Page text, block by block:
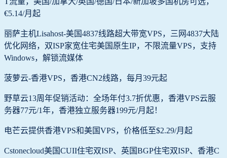
€5.14/月起
丽萨主机Lisahost-美国4837线路超大带宽VPS，三网4837大陆
优化网络，双ISP家宽住宅美国原生IP，不限流量VPS，支持
Windows，解锁流媒体
菠萝云-香港VPS，香港CN2线路，每月39元起
野草云13周年促销活动：全场年付3.7折优惠，香港VPS云服
务器77元/1年，香港独立服务器199元/月起！
电芒云提供香港VPS和美国VPS，价格低至$2.29/月起
Cstonecloud美国CUII住宅双ISP、英国BGP住宅双ISP、香港C